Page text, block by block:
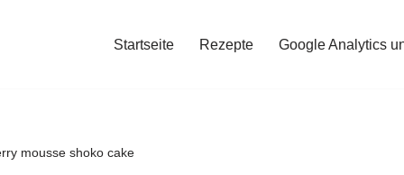
Startseite Rezepte Google Analytics
mousse shoko cake